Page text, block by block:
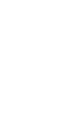
¿Qué se hace
Deben
ciudades son
ciudad y poco
múltiples
la Costa